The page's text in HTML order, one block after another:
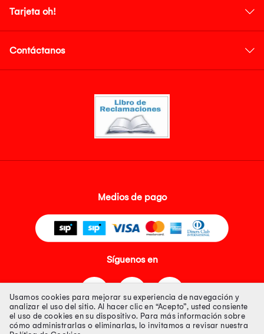
Tarjeta oh!
Contáctanos
Medios de pago
Síguenos en
Usamos cookies para mejorar su experiencia de navegación y
analizar el uso del sitio. Al hacer clic en “Acepto”, usted consiente
el uso de cookies en su dispositivo. Para más información sobre
cómo administrarlas o eliminarlas, lo invitamos a revisar nuestra